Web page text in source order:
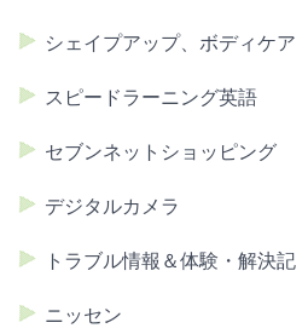
シェイプアップ、ボディケア
スピードラーニング英語
セブンネットショッピング
デジタルカメラ
トラブル情報＆体験・解決記
ニッセン